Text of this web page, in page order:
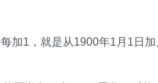
加1，就是从1900年1月1日